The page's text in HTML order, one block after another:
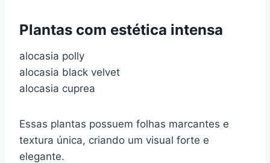
Plantas com estética intensa
alocasia polly
alocasia black velvet
alocasia cuprea
Essas plantas possuem folhas marcantes e
textura única, criando um visual forte e
elegante.